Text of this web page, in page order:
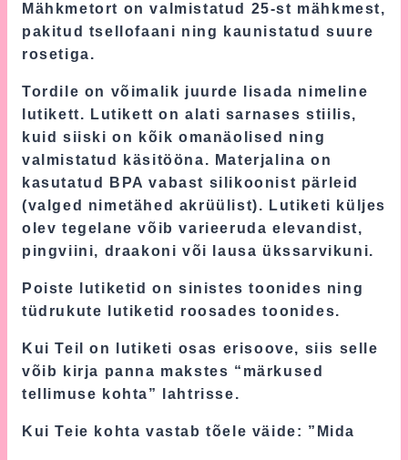
Mähkmetort on valmistatud 25-st mähkmest,
pakitud tsellofaani ning kaunistatud suure
rosetiga.
Tordile on võimalik juurde lisada nimeline
lutikett. Lutikett on alati sarnases stiilis,
kuid siiski on kõik omanäolised ning
valmistatud käsitööna. Materjalina on
kasutatud BPA vabast silikoonist pärleid
(valged nimetähed akrüülist). Lutiketi küljes
olev tegelane võib varieeruda elevandist,
pingviini, draakoni või lausa ükssarvikuni.
Poiste lutiketid on sinistes toonides ning
tüdrukute lutiketid roosades toonides.
Kui Teil on lutiketi osas erisoove, siis selle
võib kirja panna makstes “märkused
tellimuse kohta” lahtrisse.
Kui Teie kohta vastab tõele väide: ”Mida